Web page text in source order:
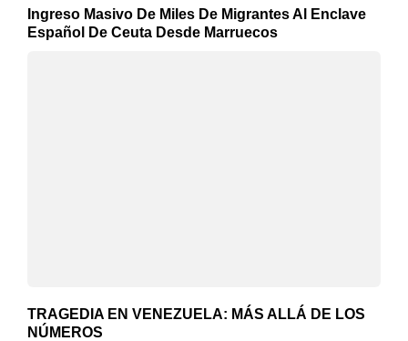
Ingreso Masivo De Miles De Migrantes Al Enclave
Español De Ceuta Desde Marruecos
TRAGEDIA EN VENEZUELA: MÁS ALLÁ DE LOS
NÚMEROS